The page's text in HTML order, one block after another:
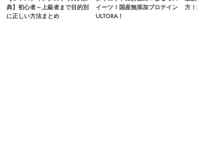
典】初心者～上級者まで目的別
に正しい方法まとめ
イーツ！国産無添加プロテイン
ULTORA！
方